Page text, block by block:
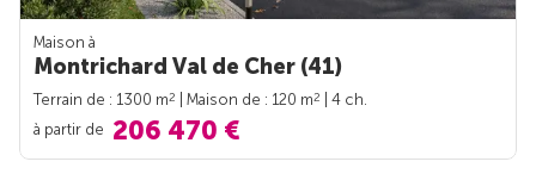
Maison à
Montrichard Val de Cher (41)
Terrain de : 1300 m2 | Maison de : 120 m2
| 4 ch.
à partir de 206 470 €